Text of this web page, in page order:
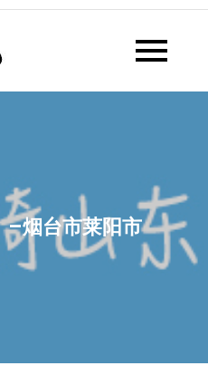
懂懂日记网每天同步更新懂懂学
–烟台市莱阳市